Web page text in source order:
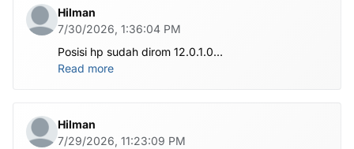
Hilman
7/30/2026, 1:36:04 PM
Posisi hp sudah dirom 12.0.1.0
.habis ubl apa perlu flash Rom lagi om.tolong om
Read more
Hilman
7/29/2026, 11:23:09 PM